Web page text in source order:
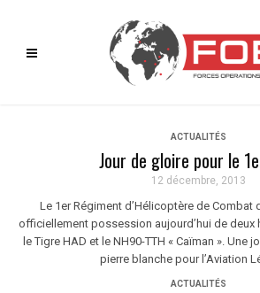
ACTUALITÉS
Jour de gloire pour le
12 décembre, 2013
Le 1er Régiment d’Hélicoptère de Combat
officiellement possession aujourd’hui de deux
le Tigre HAD et le NH90-TTH « Caïman ». Une
pierre blanche pour l’Aviation
ACTUALITÉS